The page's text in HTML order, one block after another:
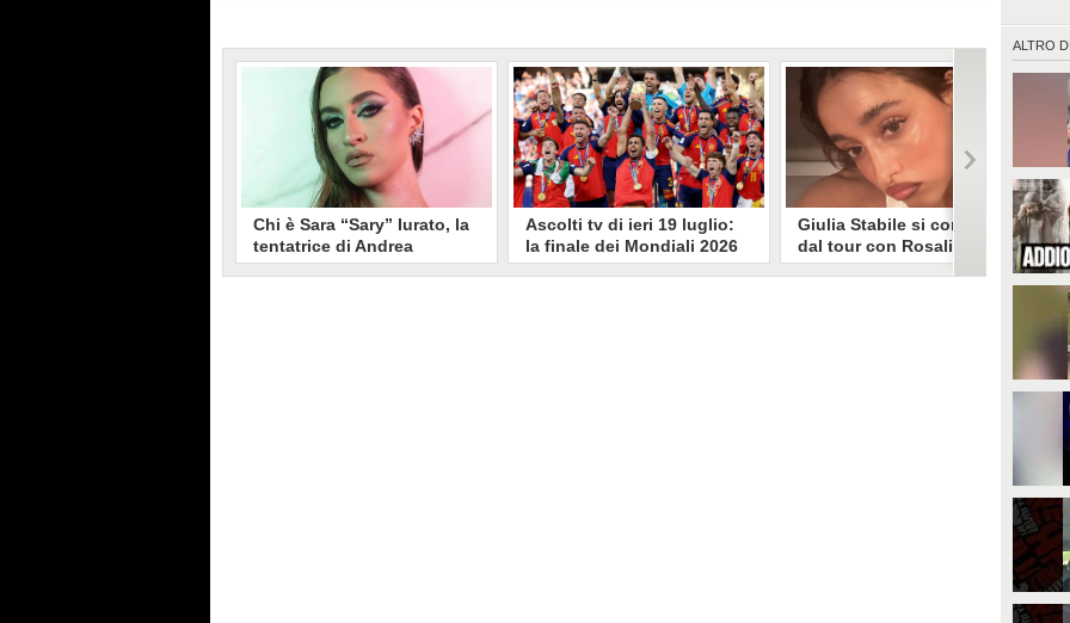
ALTRO DI
Chi è Sara “Sary” Iurato, la
tentatrice di Andrea
Petraroli a Temptation
Ascolti tv di ieri 19 luglio:
la finale dei Mondiali 2026
Spagna-Argentina
Giulia Stabile si confessa
dal tour con Rosalia: "Non
sono stata bene, costretta